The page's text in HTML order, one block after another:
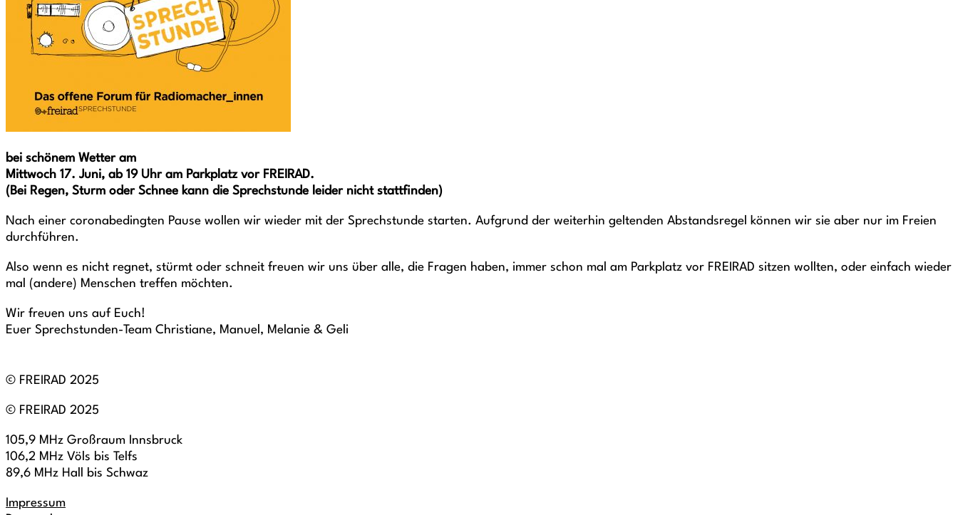
bei schönem Wetter am
Mittwoch 17. Juni, ab 19 Uhr am Parkplatz vor FREIRAD.
(Bei Regen, Sturm oder Schnee kann die Sprechstunde leider nicht stattfinden)
Nach einer coronabedingten Pause wollen wir wieder mit der Sprechstunde starten. Aufgrund der weiterhin geltenden Abstandsregel können wir sie aber nur im Freien
durchführen.
Also wenn es nicht regnet, stürmt oder schneit freuen wir uns über alle, die Fragen haben, immer schon mal am Parkplatz vor FREIRAD sitzen wollten, oder einfach wieder
mal (andere) Menschen treffen möchten.
Wir freuen uns auf Euch!
Euer Sprechstunden-Team Christiane, Manuel, Melanie & Geli
© FREIRAD 2025
© FREIRAD 2025
105,9 MHz Großraum Innsbruck
106,2 MHz Völs bis Telfs
89,6 MHz Hall bis Schwaz
Impressum